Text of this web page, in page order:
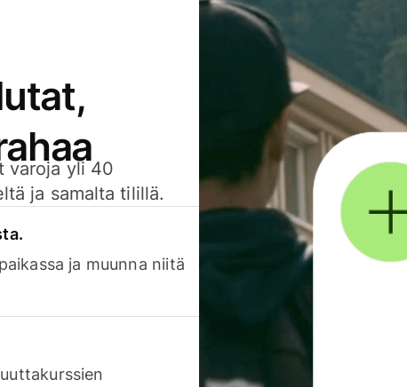
varoja yli 40
ja samalta tilillä.
ja muunna niitä